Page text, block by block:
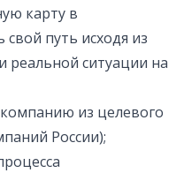
карту в
путь исходя из
реальной ситуации на
из целевого
России);